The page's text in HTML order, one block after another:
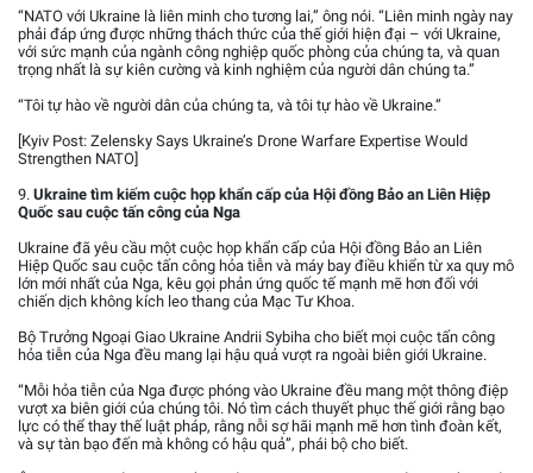
“NATO với Ukraine là liên minh cho tương lai,” ông nói. “Liên minh ngày nay
phải đáp ứng được những thách thức của thế giới hiện đại – với Ukraine,
với sức mạnh của ngành công nghiệp quốc phòng của chúng ta, và quan
trọng nhất là sự kiên cường và kinh nghiệm của người dân chúng ta.”
“Tôi tự hào về người dân của chúng ta, và tôi tự hào về Ukraine.”
[Kyiv Post: Zelensky Says Ukraine’s Drone Warfare Expertise Would
Strengthen NATO]
9. Ukraine tìm kiếm cuộc họp khẩn cấp của Hội đồng Bảo an Liên Hiệp
Quốc sau cuộc tấn công của Nga
Ukraine đã yêu cầu một cuộc họp khẩn cấp của Hội đồng Bảo an Liên
Hiệp Quốc sau cuộc tấn công hỏa tiễn và máy bay điều khiển từ xa quy mô
lớn mới nhất của Nga, kêu gọi phản ứng quốc tế mạnh mẽ hơn đối với
chiến dịch không kích leo thang của Mạc Tư Khoa.
Bộ Trưởng Ngoại Giao Ukraine Andrii Sybiha cho biết mọi cuộc tấn công
hỏa tiễn của Nga đều mang lại hậu quả vượt ra ngoài biên giới Ukraine.
“Mỗi hỏa tiễn của Nga được phóng vào Ukraine đều mang một thông điệp
vượt xa biên giới của chúng tôi. Nó tìm cách thuyết phục thế giới rằng bạo
lực có thể thay thế luật pháp, rằng nỗi sợ hãi mạnh mẽ hơn tình đoàn kết,
và sự tàn bạo đến mà không có hậu quả”, phái bộ cho biết.